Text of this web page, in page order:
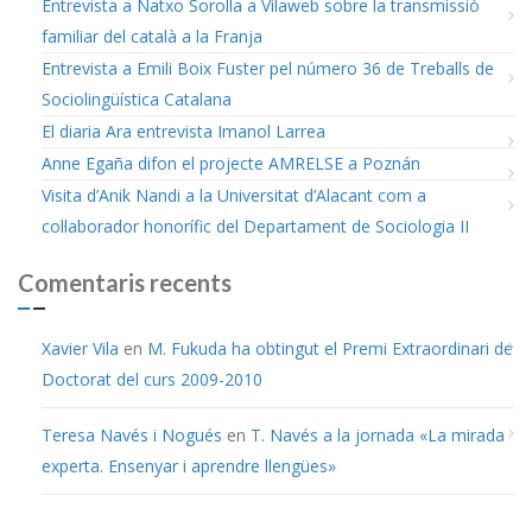
Entrevista a Natxo Sorolla a Vilaweb sobre la transmissió
familiar del català a la Franja
Entrevista a Emili Boix Fuster pel número 36 de Treballs de
Sociolingüística Catalana
El diaria Ara entrevista Imanol Larrea
Anne Egaña difon el projecte AMRELSE a Poznán
Visita d’Anik Nandi a la Universitat d’Alacant com a
col·laborador honorífic del Departament de Sociologia II
Comentaris recents
Xavier Vila en M. Fukuda ha obtingut el Premi Extraordinari de
Doctorat del curs 2009-2010
Teresa Navés i Nogués en T. Navés a la jornada «La mirada
experta. Ensenyar i aprendre llengües»